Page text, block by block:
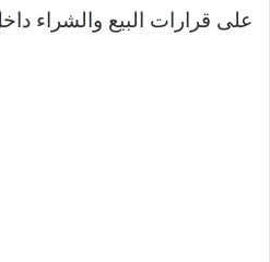
على قرارات البيع والشراء